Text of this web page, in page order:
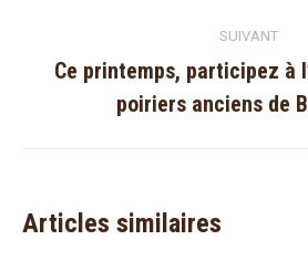
:
SUIVANT
Article
suivant
Ce printemps, participez à
poiriers anciens de
Articles similaires